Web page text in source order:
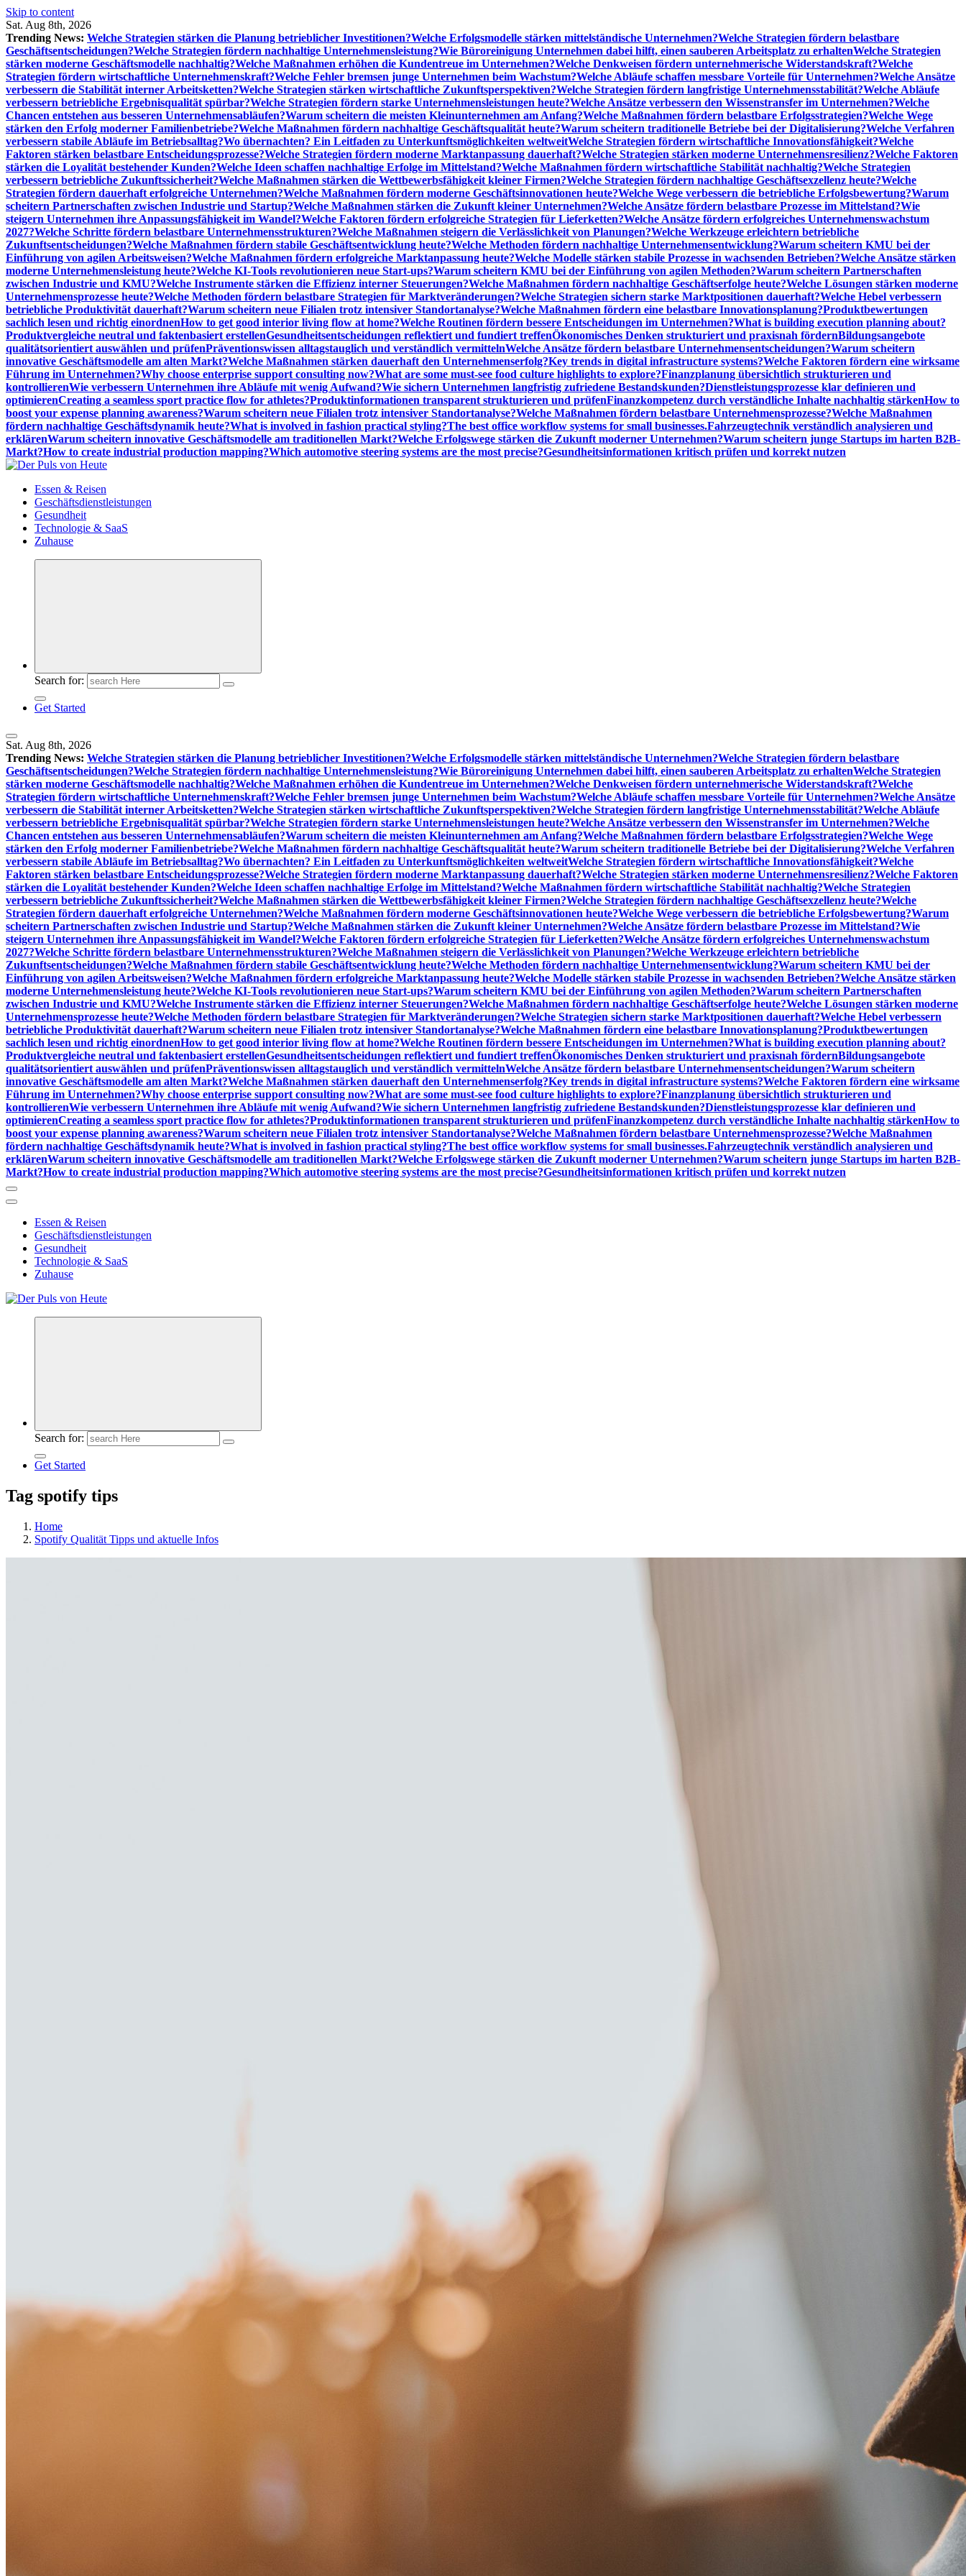
Skip to content
Sat. Aug 8th, 2026
Trending News: Welche Strategien stärken die Planung betrieblicher Investitionen?Welche Erfolgsmodelle stärken mittelständische Unternehmen?Welche Strategien fördern belastbare
Geschäftsentscheidungen?Welche Strategien fördern nachhaltige Unternehmensleistung?Wie Büroreinigung Unternehmen dabei hilft, einen sauberen Arbeitsplatz zu erhaltenWelche Strategien
stärken moderne Geschäftsmodelle nachhaltig?Welche Maßnahmen erhöhen die Kundentreue im Unternehmen?Welche Denkweisen fördern unternehmerische Widerstandskraft?Welche
Strategien fördern wirtschaftliche Unternehmenskraft?Welche Fehler bremsen junge Unternehmen beim Wachstum?Welche Abläufe schaffen messbare Vorteile für Unternehmen?Welche Ansätze
verbessern die Stabilität interner Arbeitsketten?Welche Strategien stärken wirtschaftliche Zukunftsperspektiven?Welche Strategien fördern langfristige Unternehmensstabilität?Welche Abläufe
verbessern betriebliche Ergebnisqualität spürbar?Welche Strategien fördern starke Unternehmensleistungen heute?Welche Ansätze verbessern den Wissenstransfer im Unternehmen?Welche
Chancen entstehen aus besseren Unternehmensabläufen?Warum scheitern die meisten Kleinunternehmen am Anfang?Welche Maßnahmen fördern belastbare Erfolgsstrategien?Welche Wege
stärken den Erfolg moderner Familienbetriebe?Welche Maßnahmen fördern nachhaltige Geschäftsqualität heute?Warum scheitern traditionelle Betriebe bei der Digitalisierung?Welche Verfahren
verbessern stabile Abläufe im Betriebsalltag?Wo übernachten? Ein Leitfaden zu Unterkunftsmöglichkeiten weltweitWelche Strategien fördern wirtschaftliche Innovationsfähigkeit?Welche
Faktoren stärken belastbare Entscheidungsprozesse?Welche Strategien fördern moderne Marktanpassung dauerhaft?Welche Strategien stärken moderne Unternehmensresilienz?Welche Faktoren
stärken die Loyalität bestehender Kunden?Welche Ideen schaffen nachhaltige Erfolge im Mittelstand?Welche Maßnahmen fördern wirtschaftliche Stabilität nachhaltig?Welche Strategien
verbessern betriebliche Zukunftssicherheit?Welche Maßnahmen stärken die Wettbewerbsfähigkeit kleiner Firmen?Welche Strategien fördern nachhaltige Geschäftsexzellenz heute?Welche
Strategien fördern dauerhaft erfolgreiche Unternehmen?Welche Maßnahmen fördern moderne Geschäftsinnovationen heute?Welche Wege verbessern die betriebliche Erfolgsbewertung?Warum
scheitern Partnerschaften zwischen Industrie und Startup?Welche Maßnahmen stärken die Zukunft kleiner Unternehmen?Welche Ansätze fördern belastbare Prozesse im Mittelstand?Wie
steigern Unternehmen ihre Anpassungsfähigkeit im Wandel?Welche Faktoren fördern erfolgreiche Strategien für Lieferketten?Welche Ansätze fördern erfolgreiches Unternehmenswachstum
2027?Welche Schritte fördern belastbare Unternehmensstrukturen?Welche Maßnahmen steigern die Verlässlichkeit von Planungen?Welche Werkzeuge erleichtern betriebliche
Zukunftsentscheidungen?Welche Maßnahmen fördern stabile Geschäftsentwicklung heute?Welche Methoden fördern nachhaltige Unternehmensentwicklung?Warum scheitern KMU bei der
Einführung von agilen Arbeitsweisen?Welche Maßnahmen fördern erfolgreiche Marktanpassung heute?Welche Modelle stärken stabile Prozesse in wachsenden Betrieben?Welche Ansätze stärken
moderne Unternehmensleistung heute?Welche KI-Tools revolutionieren neue Start-ups?Warum scheitern KMU bei der Einführung von agilen Methoden?Warum scheitern Partnerschaften
zwischen Industrie und KMU?Welche Instrumente stärken die Effizienz interner Steuerungen?Welche Maßnahmen fördern nachhaltige Geschäftserfolge heute?Welche Lösungen stärken moderne
Unternehmensprozesse heute?Welche Methoden fördern belastbare Strategien für Marktveränderungen?Welche Strategien sichern starke Marktpositionen dauerhaft?Welche Hebel verbessern
betriebliche Produktivität dauerhaft?Warum scheitern neue Filialen trotz intensiver Standortanalyse?Welche Maßnahmen fördern eine belastbare Innovationsplanung?Produktbewertungen
sachlich lesen und richtig einordnenHow to get good interior living flow at home?Welche Routinen fördern bessere Entscheidungen im Unternehmen?What is building execution planning about?
Produktvergleiche neutral und faktenbasiert erstellenGesundheitsentscheidungen reflektiert und fundiert treffenÖkonomisches Denken strukturiert und praxisnah fördernBildungsangebote
qualitätsorientiert auswählen und prüfenPräventionswissen alltagstauglich und verständlich vermittelnWelche Ansätze fördern belastbare Unternehmensentscheidungen?Warum scheitern
innovative Geschäftsmodelle am alten Markt?Welche Maßnahmen stärken dauerhaft den Unternehmenserfolg?Key trends in digital infrastructure systems?Welche Faktoren fördern eine wirksame
Führung im Unternehmen?Why choose enterprise support consulting now?What are some must-see food culture highlights to explore?Finanzplanung übersichtlich strukturieren und
kontrollierenWie verbessern Unternehmen ihre Abläufe mit wenig Aufwand?Wie sichern Unternehmen langfristig zufriedene Bestandskunden?Dienstleistungsprozesse klar definieren und
optimierenCreating a seamless sport practice flow for athletes?Produktinformationen transparent strukturieren und prüfenFinanzkompetenz durch verständliche Inhalte nachhaltig stärkenHow to
boost your expense planning awareness?Warum scheitern neue Filialen trotz intensiver Standortanalyse?Welche Maßnahmen fördern belastbare Unternehmensprozesse?Welche Maßnahmen
fördern nachhaltige Geschäftsdynamik heute?What is involved in fashion practical styling?The best office workflow systems for small businesses.Fahrzeugtechnik verständlich analysieren und
erklärenWarum scheitern innovative Geschäftsmodelle am traditionellen Markt?Welche Erfolgswege stärken die Zukunft moderner Unternehmen?Warum scheitern junge Startups im harten B2B-
Markt?How to create industrial production mapping?Which automotive steering systems are the most precise?Gesundheitsinformationen kritisch prüfen und korrekt nutzen
Meldungen die Resonanz finden
Essen & Reisen
Geschäftsdienstleistungen
Gesundheit
Technologie & SaaS
Zuhause
Search for:
Get Started
Sat. Aug 8th, 2026
Trending News: Welche Strategien stärken die Planung betrieblicher Investitionen?Welche Erfolgsmodelle stärken mittelständische Unternehmen?Welche Strategien fördern belastbare
Geschäftsentscheidungen?Welche Strategien fördern nachhaltige Unternehmensleistung?Wie Büroreinigung Unternehmen dabei hilft, einen sauberen Arbeitsplatz zu erhaltenWelche Strategien
stärken moderne Geschäftsmodelle nachhaltig?Welche Maßnahmen erhöhen die Kundentreue im Unternehmen?Welche Denkweisen fördern unternehmerische Widerstandskraft?Welche
Strategien fördern wirtschaftliche Unternehmenskraft?Welche Fehler bremsen junge Unternehmen beim Wachstum?Welche Abläufe schaffen messbare Vorteile für Unternehmen?Welche Ansätze
verbessern die Stabilität interner Arbeitsketten?Welche Strategien stärken wirtschaftliche Zukunftsperspektiven?Welche Strategien fördern langfristige Unternehmensstabilität?Welche Abläufe
verbessern betriebliche Ergebnisqualität spürbar?Welche Strategien fördern starke Unternehmensleistungen heute?Welche Ansätze verbessern den Wissenstransfer im Unternehmen?Welche
Chancen entstehen aus besseren Unternehmensabläufen?Warum scheitern die meisten Kleinunternehmen am Anfang?Welche Maßnahmen fördern belastbare Erfolgsstrategien?Welche Wege
stärken den Erfolg moderner Familienbetriebe?Welche Maßnahmen fördern nachhaltige Geschäftsqualität heute?Warum scheitern traditionelle Betriebe bei der Digitalisierung?Welche Verfahren
verbessern stabile Abläufe im Betriebsalltag?Wo übernachten? Ein Leitfaden zu Unterkunftsmöglichkeiten weltweitWelche Strategien fördern wirtschaftliche Innovationsfähigkeit?Welche
Faktoren stärken belastbare Entscheidungsprozesse?Welche Strategien fördern moderne Marktanpassung dauerhaft?Welche Strategien stärken moderne Unternehmensresilienz?Welche Faktoren
stärken die Loyalität bestehender Kunden?Welche Ideen schaffen nachhaltige Erfolge im Mittelstand?Welche Maßnahmen fördern wirtschaftliche Stabilität nachhaltig?Welche Strategien
verbessern betriebliche Zukunftssicherheit?Welche Maßnahmen stärken die Wettbewerbsfähigkeit kleiner Firmen?Welche Strategien fördern nachhaltige Geschäftsexzellenz heute?Welche
Strategien fördern dauerhaft erfolgreiche Unternehmen?Welche Maßnahmen fördern moderne Geschäftsinnovationen heute?Welche Wege verbessern die betriebliche Erfolgsbewertung?Warum
scheitern Partnerschaften zwischen Industrie und Startup?Welche Maßnahmen stärken die Zukunft kleiner Unternehmen?Welche Ansätze fördern belastbare Prozesse im Mittelstand?Wie
steigern Unternehmen ihre Anpassungsfähigkeit im Wandel?Welche Faktoren fördern erfolgreiche Strategien für Lieferketten?Welche Ansätze fördern erfolgreiches Unternehmenswachstum
2027?Welche Schritte fördern belastbare Unternehmensstrukturen?Welche Maßnahmen steigern die Verlässlichkeit von Planungen?Welche Werkzeuge erleichtern betriebliche
Zukunftsentscheidungen?Welche Maßnahmen fördern stabile Geschäftsentwicklung heute?Welche Methoden fördern nachhaltige Unternehmensentwicklung?Warum scheitern KMU bei der
Einführung von agilen Arbeitsweisen?Welche Maßnahmen fördern erfolgreiche Marktanpassung heute?Welche Modelle stärken stabile Prozesse in wachsenden Betrieben?Welche Ansätze stärken
moderne Unternehmensleistung heute?Welche KI-Tools revolutionieren neue Start-ups?Warum scheitern KMU bei der Einführung von agilen Methoden?Warum scheitern Partnerschaften
zwischen Industrie und KMU?Welche Instrumente stärken die Effizienz interner Steuerungen?Welche Maßnahmen fördern nachhaltige Geschäftserfolge heute?Welche Lösungen stärken moderne
Unternehmensprozesse heute?Welche Methoden fördern belastbare Strategien für Marktveränderungen?Welche Strategien sichern starke Marktpositionen dauerhaft?Welche Hebel verbessern
betriebliche Produktivität dauerhaft?Warum scheitern neue Filialen trotz intensiver Standortanalyse?Welche Maßnahmen fördern eine belastbare Innovationsplanung?Produktbewertungen
sachlich lesen und richtig einordnenHow to get good interior living flow at home?Welche Routinen fördern bessere Entscheidungen im Unternehmen?What is building execution planning about?
Produktvergleiche neutral und faktenbasiert erstellenGesundheitsentscheidungen reflektiert und fundiert treffenÖkonomisches Denken strukturiert und praxisnah fördernBildungsangebote
qualitätsorientiert auswählen und prüfenPräventionswissen alltagstauglich und verständlich vermittelnWelche Ansätze fördern belastbare Unternehmensentscheidungen?Warum scheitern
innovative Geschäftsmodelle am alten Markt?Welche Maßnahmen stärken dauerhaft den Unternehmenserfolg?Key trends in digital infrastructure systems?Welche Faktoren fördern eine wirksame
Führung im Unternehmen?Why choose enterprise support consulting now?What are some must-see food culture highlights to explore?Finanzplanung übersichtlich strukturieren und
kontrollierenWie verbessern Unternehmen ihre Abläufe mit wenig Aufwand?Wie sichern Unternehmen langfristig zufriedene Bestandskunden?Dienstleistungsprozesse klar definieren und
optimierenCreating a seamless sport practice flow for athletes?Produktinformationen transparent strukturieren und prüfenFinanzkompetenz durch verständliche Inhalte nachhaltig stärkenHow to
boost your expense planning awareness?Warum scheitern neue Filialen trotz intensiver Standortanalyse?Welche Maßnahmen fördern belastbare Unternehmensprozesse?Welche Maßnahmen
fördern nachhaltige Geschäftsdynamik heute?What is involved in fashion practical styling?The best office workflow systems for small businesses.Fahrzeugtechnik verständlich analysieren und
erklärenWarum scheitern innovative Geschäftsmodelle am traditionellen Markt?Welche Erfolgswege stärken die Zukunft moderner Unternehmen?Warum scheitern junge Startups im harten B2B-
Markt?How to create industrial production mapping?Which automotive steering systems are the most precise?Gesundheitsinformationen kritisch prüfen und korrekt nutzen
Essen & Reisen
Geschäftsdienstleistungen
Gesundheit
Technologie & SaaS
Zuhause
Meldungen die Resonanz finden
Search for:
Get Started
Tag spotify tips
Home
Spotify Qualität Tipps und aktuelle Infos